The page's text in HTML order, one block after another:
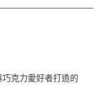
克力愛好者打造的